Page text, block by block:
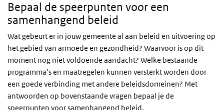
Bepaal de speerpunten voor een
samenhangend beleid
Wat gebeurt er in jouw gemeente al aan beleid en uitvoering op
het gebied van armoede en gezondheid? Waarvoor is op dit
moment nog niet voldoende aandacht? Welke bestaande
programma’s en maatregelen kunnen versterkt worden door
een goede verbinding met andere beleidsdomeinen? Met
antwoorden op bovenstaande vragen bepaal je de
speerpunten voor samenhangend beleid.